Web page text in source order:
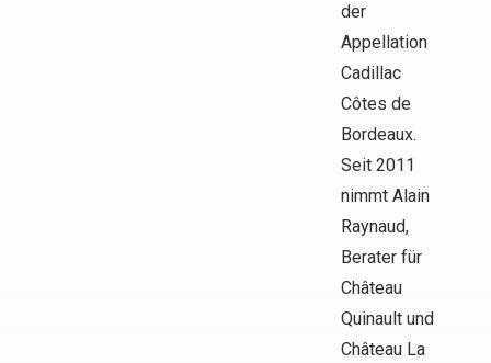
der
Appellation
Cadillac
Côtes de
Bordeaux.
Seit 2011
nimmt Alain
Raynaud,
Berater für
Château
Quinault und
Château La